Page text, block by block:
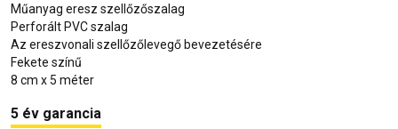
Műanyag eresz szellőzőszalag
Perforált PVC szalag
Az ereszvonali szellőzőlevegő bevezetésére
Fekete színű
8 cm x 5 méter
5 év garancia